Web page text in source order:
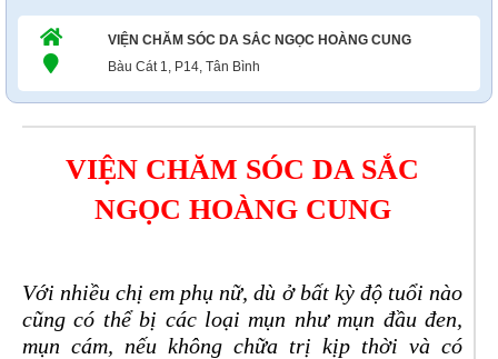
VIỆN CHĂM SÓC DA SẮC NGỌC HOÀNG CUNG
Bàu Cát 1, P14, Tân Bình
VIỆN CHĂM SÓC DA SẮC
NGỌC HOÀNG CUNG
Với nhiều chị em phụ nữ, dù ở bất kỳ độ tuổi nào
cũng có thể bị các loại mụn như mụn đầu đen,
mụn cám, nếu không chữa trị kịp thời và có